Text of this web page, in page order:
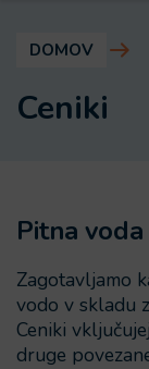
DOMOV
Ceniki
Pitna voda
Zagotavljamo
vodo v skladu
Ceniki
druge